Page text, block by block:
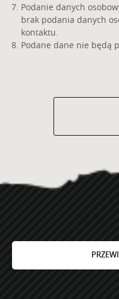
Podanie danych
brak podania danych
kontaktu.
Podane dane nie będą